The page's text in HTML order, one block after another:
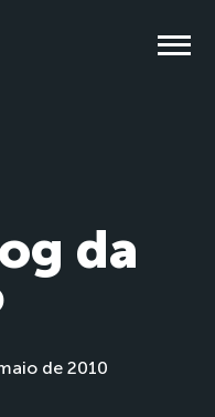
da
de 2010